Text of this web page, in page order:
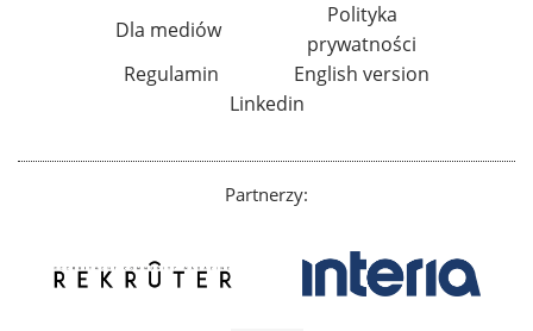
Dla mediów
Polityka
prywatności
Regulamin
English version
Linkedin
Partnerzy: